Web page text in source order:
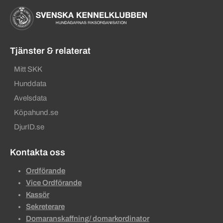
Tjänster & relaterat
Mitt SKK
Hunddata
Avelsdata
Köpahund.se
DjurID.se
Kontakta oss
Ordförande
Vice Ordförande
Kassör
Sekreterare
Domaranskaffning/ domarkordinator